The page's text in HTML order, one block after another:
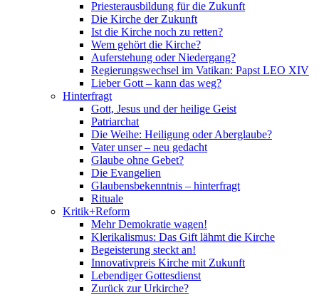
Priesterausbildung für die Zukunft
Die Kirche der Zukunft
Ist die Kirche noch zu retten?
Wem gehört die Kirche?
Auferstehung oder Niedergang?
Regierungswechsel im Vatikan: Papst LEO XIV
Lieber Gott – kann das weg?
Hinterfragt
Gott, Jesus und der heilige Geist
Patriarchat
Die Weihe: Heiligung oder Aberglaube?
Vater unser – neu gedacht
Glaube ohne Gebet?
Die Evangelien
Glaubensbekenntnis – hinterfragt
Rituale
Kritik+Reform
Mehr Demokratie wagen!
Klerikalismus: Das Gift lähmt die Kirche
Begeisterung steckt an!
Innovativpreis Kirche mit Zukunft
Lebendiger Gottesdienst
Zurück zur Urkirche?